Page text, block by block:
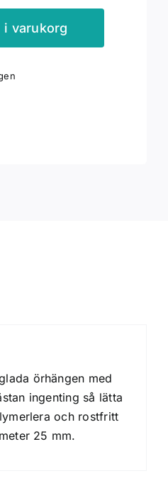
gul
mängd
i varukorg
örhängen med
ingenting så lätta
och rostfritt
25 mm.